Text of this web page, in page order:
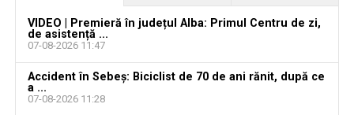
YouTube Instagram
Ultimele știri din Teiuș
VIDEO | Premieră în județul Alba: Primul Centru de zi,
de asistență ...
07-08-2026 11:47
Accident în Sebeș: Biciclist de 70 de ani rănit, după ce
a ...
07-08-2026 11:28